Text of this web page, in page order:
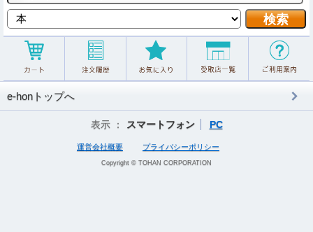
e-honトップへ
表示 ： スマートフォン PC
運営会社概要 プライバシーポリシー
Copyright © TOHAN CORPORATION